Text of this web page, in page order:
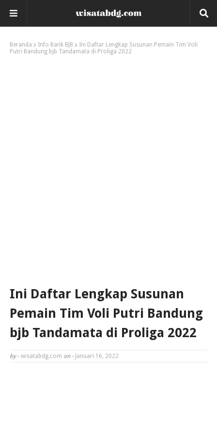
Beranda Info Bank BJB
Ini Daftar Lengkap Susunan Pemain Tim Voli
Putri Bandung bjb Tandamata di Proliga 2022
Ini Daftar Lengkap Susunan
Pemain Tim Voli Putri Bandung
bjb Tandamata di Proliga 2022
by - wisatabdg.com on - Januari 16, 2022